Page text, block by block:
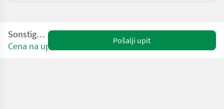
Sonstige Turf
Cena na upit
Pošalji upit